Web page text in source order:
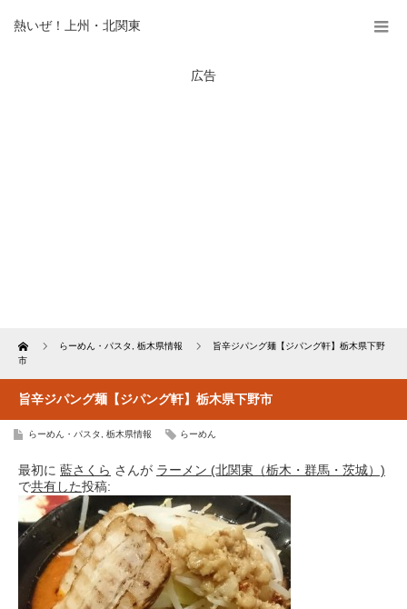
熱いぜ！上州・北関東
広告
Home らーめん・パスタ 栃木県情報
旨辛ジパング麺【ジパング軒】栃木県下野
市
旨辛ジパング麺【ジパング軒】栃木県下野市
らーめん・パスタ 栃木県情報 らーめん
最初に 藍さくら さんが ラーメン (北関東（栃木・群馬・茨城）)
で共有した投稿: